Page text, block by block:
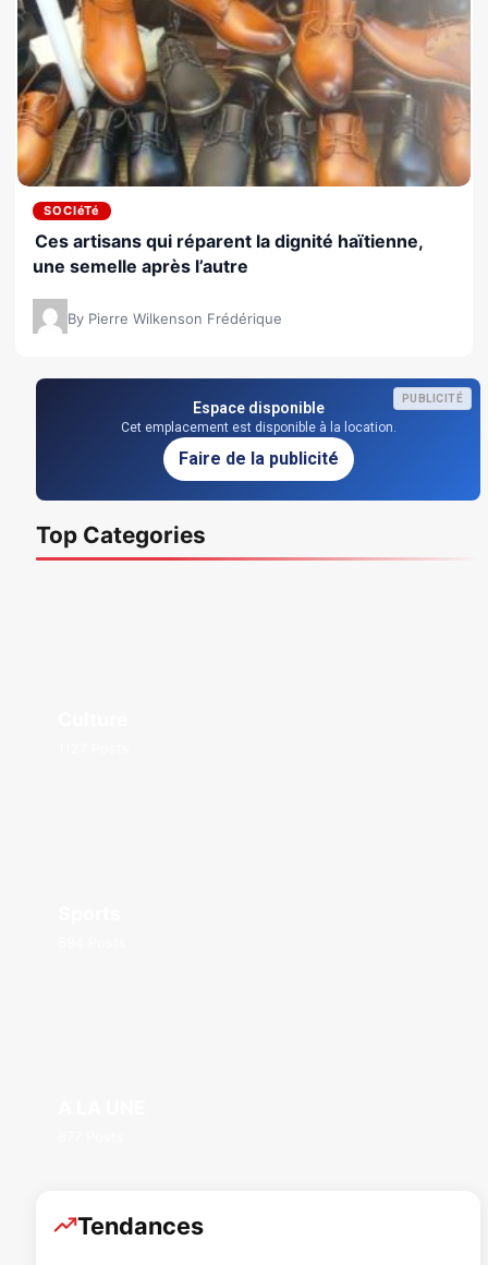
SOCIéTé
Ces artisans qui réparent la dignité haïtienne,
une semelle après l’autre
By Pierre Wilkenson Frédérique
PUBLICITÉ
Espace disponible
Cet emplacement est disponible à la location.
Faire de la publicité
Top Categories
Tendances